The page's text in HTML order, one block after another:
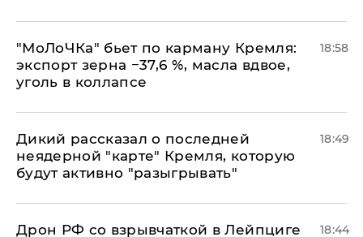
​"МоЛоЧКа" бьет по карману Кремля:
экспорт зерна −37,6 %, масла вдвое,
уголь в коллапсе
18:58
Дикий рассказал о последней
неядерной "карте" Кремля, которую
будут активно "разыгрывать"
18:49
​Дрон РФ со взрывчаткой в Лейпциге
18:44